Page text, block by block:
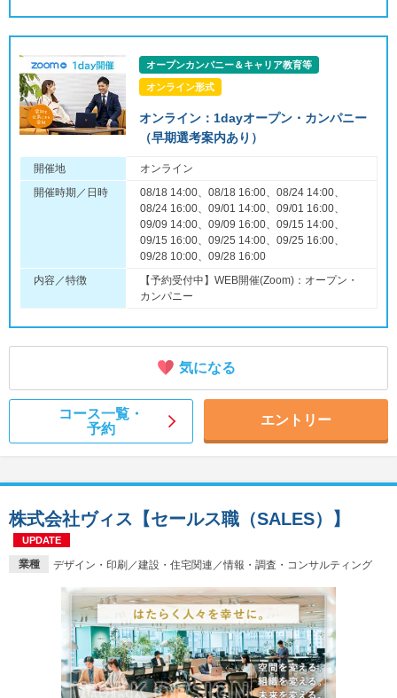
オープンカンパニー＆キャリア教育等
オンライン形式
オンライン：1dayオープン・カンパニー
（早期選考案内あり）
開催地
オンライン
開催時期／日時
08/18 14:00、08/18 16:00、08/24 14:00、
08/24 16:00、09/01 14:00、09/01 16:00、
09/09 14:00、09/09 16:00、09/15 14:00、
09/15 16:00、09/25 14:00、09/25 16:00、
09/28 10:00、09/28 16:00
内容／特徴
【予約受付中】WEB開催(Zoom)：オープン・
カンパニー
気になる
コース一覧・
予約
エントリー
業種 デザイン・印刷／建設・住宅関連／情報・調査・コンサルティング
株式会社ヴィス【セールス職（SALES）】
UPDATE